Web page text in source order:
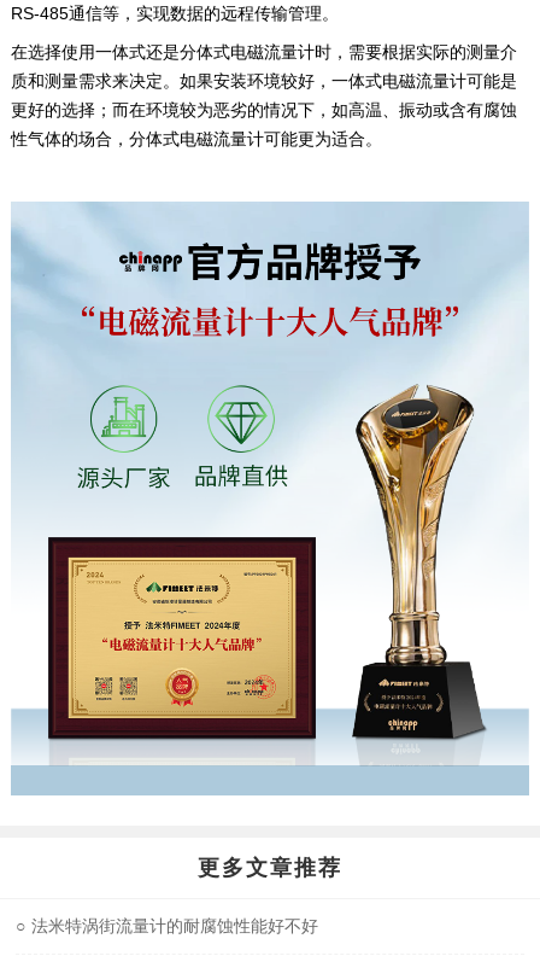
RS-485通信等，实现数据的远程传输管理。
在选择使用一体式还是分体式电磁流量计时，需要根据实际的测量介
质和测量需求来决定。如果安装环境较好，一体式电磁流量计可能是
更好的选择；而在环境较为恶劣的情况下，如高温、振动或含有腐蚀
性气体的场合，分体式电磁流量计可能更为适合。‌
更多文章推荐
○ 法米特涡街流量计的耐腐蚀性能好不好